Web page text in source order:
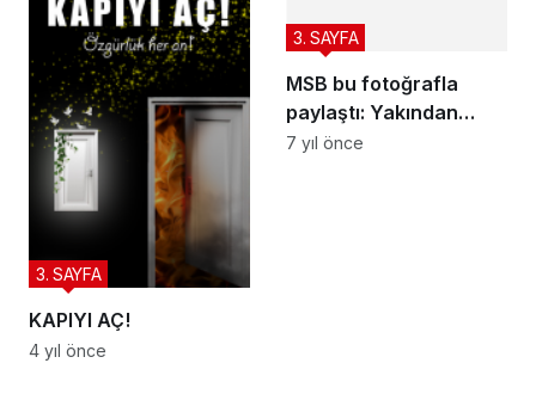
KAPIYI AÇ!
3. SAYFA
4 yıl önce
MSB bu fotoğrafla
paylaştı: Yakından
takip ediyoruz
3. SAYFA
7 yıl önce